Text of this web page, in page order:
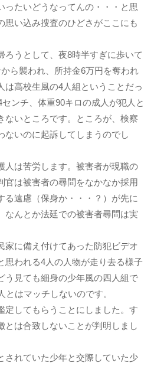
ったいどうなってんの・・・と思
思い込み捜査のひどさがここにも
うとして、夜8時半すぎに歩いて
ら襲われ、所持金6万円を奪われ
は高校生風の4人組ということだっ
ンチ、体重90キロの成人が犯人と
ないところです。ところが、検察
ないのに起訴してしまうのでし
は苦労します。被害者が現職の
官は被害者の尋問をなかなか採用
る遠慮（保身か・・・？）が先に
なんとか法廷での被害者尋問は実
家に備え付けてあった防犯ビデオ
思われる4人の人物が走り去る様子
う見ても細身の少年風の四人組で
とはマッチしないのです。
してもらうことにしました。す
とは合致しないことが判明しまし
されていた少年と交際していた少